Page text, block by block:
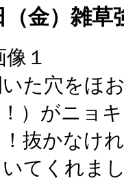
（金）雑草
た穴をほ
）がニョ
抜かなけ
てくれま